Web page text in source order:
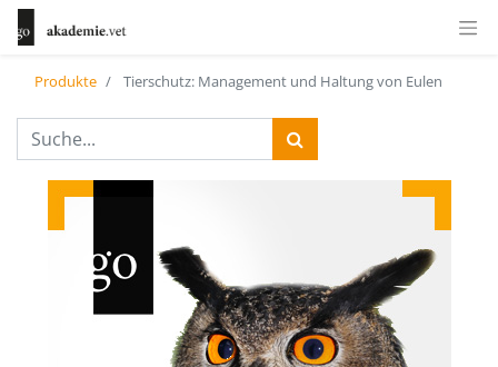
Produkte Tierschutz: Management und Haltung von Eulen